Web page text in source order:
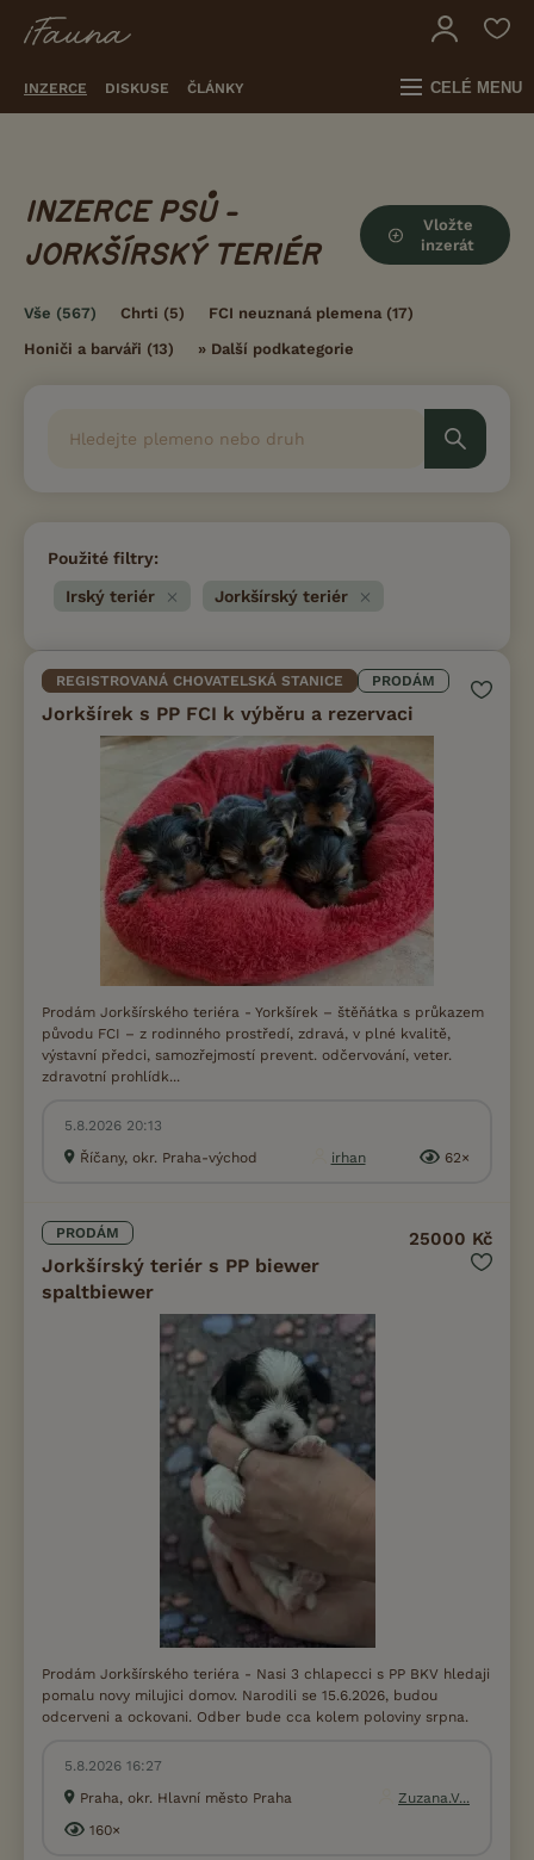
INZERCE DISKUSE ČLÁNKY CELÉ MENU
INZERCE PSŮ -
JORKŠÍRSKÝ TERIÉR
Vložte
inzerát
Vše (567) Chrti (5) FCI neuznaná plemena (17)
Honiči a barváři (13) » Další podkategorie
Použité filtry:
Irský teriér
Jorkšírský teriér
REGISTROVANÁ CHOVATELSKÁ STANICE PRODÁM
Jorkšírek s PP FCI k výběru a rezervaci
Prodám Jorkšírského teriéra - Yorkšírek – štěňátka s průkazem
původu FCI – z rodinného prostředí, zdravá, v plné kvalitě,
výstavní předci, samozřejmostí prevent. odčervování, veter.
zdravotní prohlídk...
5.8.2026 20:13
Říčany, okr. Praha-východ
irhan 62×
PRODÁM
Jorkšírský teriér s PP biewer
spaltbiewer
25000 Kč
Prodám Jorkšírského teriéra - Nasi 3 chlapecci s PP BKV hledaji
pomalu novy milujici domov. Narodili se 15.6.2026, budou
odcerveni a ockovani. Odber bude cca kolem poloviny srpna.
5.8.2026 16:27
Praha, okr. Hlavní město Praha
Zuzana.V...
160×